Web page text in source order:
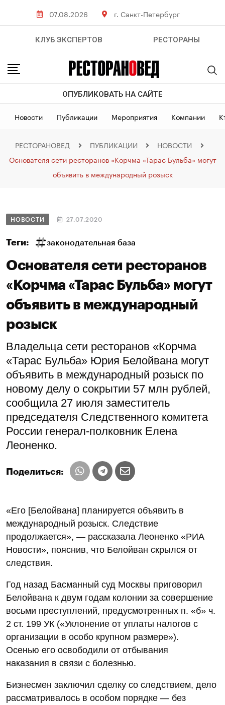
07.08.2026 г. Санкт-Петербург
КЛУБ ЭКСПЕРТОВ РЕСТОРАНЫ
ОПУБЛИКОВАТЬ НА САЙТЕ
Новости Публикации Мероприятия Компании
РЕСТОРАНОВЕД ПУБЛИКАЦИИ
НОВОСТИ
Основателя сети ресторанов «Корчма «Тарас Бульба» могут
объявить в международный розыск
НОВОСТИ 27.07.2020
Теги: законодательная база
Основателя сети ресторанов
«Корчма «Тарас Бульба» могут
объявить в международный
розыск
Владельца сети ресторанов «Корчма
«Тарас Бульба» Юрия Белойвана могут
объявить в международный розыск по
новому делу о сокрытии 57 млн рублей,
сообщила 27 июля заместитель
председателя Следственного комитета
России генерал-полковник Елена
Леоненко.
Поделиться:
«Его [Белойвана] планируется объявить в
международный розыск. Следствие
продолжается», — рассказала Леоненко «РИА
Новости», пояснив, что Белойван скрылся от
следствия.
Год назад Басманный суд Москвы приговорил
Белойвана к двум годам колонии за совершение
восьми преступлений, предусмотренных п. «б» ч.
2 ст. 199 УК («Уклонение от уплаты налогов с
организации в особо крупном размере»).
Осенью его освободили от отбывания
наказания в связи с болезнью.
Бизнесмен заключил сделку со следствием, дело
рассматривалось в особом порядке — без